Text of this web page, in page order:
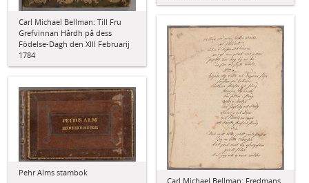
Carl Michael Bellman: Till Fru
Grefvinnan Hårdh på dess
Födelse-Dagh den XIII Februarij
1784
Carl Michael Bellman: Fredmans
Pehr Alms stambok